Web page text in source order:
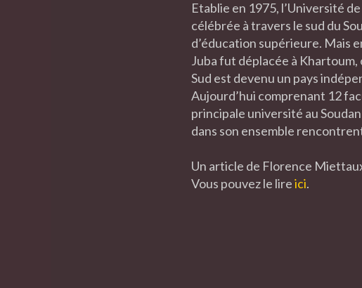
Etablie en 1975, l’Université
célébrée à travers le sud du
d’éducation supérieure. Mais
Juba fut déplacée à Khartoum,
Sud est devenu un pays
Aujourd’hui comprenant 12
principale université au
dans son ensemble
Un article de Florence
Vous pouvez le lireici.